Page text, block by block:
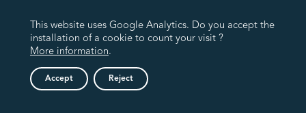
This website uses Google Analytics. Do you accept the
installation of a cookie to count your visit ?
More information.
Accept Reject